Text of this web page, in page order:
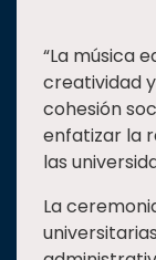
“La música
creatividad
cohesión
enfatizar la
las
La